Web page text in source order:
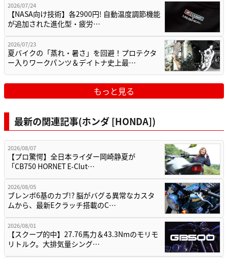
2026/07/24
【NASA向け技術】各2900円! 自動温度調節機能
が追加された進化型・疲労…
2026/07/23
夏バイクの「蒸れ・暑さ」を回避！プロテクタ
ー入りワークパンツ＆デイトナ史上最…
もっと見る
最新の関連記事(ホンダ [HONDA])
2026/08/07
【プロ驚愕】全日本ライダー岡崎静夏が
「CB750 HORNET E-Clut…
2026/08/05
ブレンボ6基のカブ!? 脳がバグる異常なカスタ
ムから、最新Eクラッチ搭載のC…
2026/08/01
【スクープ的中】27.76馬力＆43.3Nmのモリモ
リトルク。大排気量シング…